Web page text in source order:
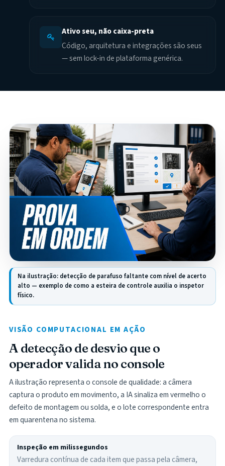
Ativo seu, não caixa-preta
Código, arquitetura e integrações são seus
— sem lock-in de plataforma genérica.
Na ilustração: detecção de parafuso faltante com nível de acerto
alto — exemplo de como a esteira de controle auxilia o inspetor
físico.
VISÃO COMPUTACIONAL EM AÇÃO
A detecção de desvio que o
operador valida no console
A ilustração representa o console de qualidade: a câmera
captura o produto em movimento, a IA sinaliza em vermelho o
defeito de montagem ou solda, e o lote correspondente entra
em quarentena no sistema.
Inspeção em milissegundos
Varredura contínua de cada item que passa pela câmera,